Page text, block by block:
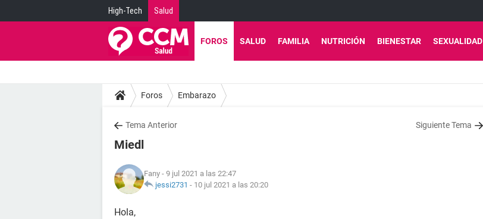
High-Tech Salud
FOROS SALUD FAMILIA NUTRICIÓN BIENESTAR SEXUALIDAD
Foros Embarazo
Tema Anterior Siguiente Tema
Miedl
Fany - 9 jul 2021 a las 22:47
jessi2731 - 10 jul 2021 a las 20:20
Hola,